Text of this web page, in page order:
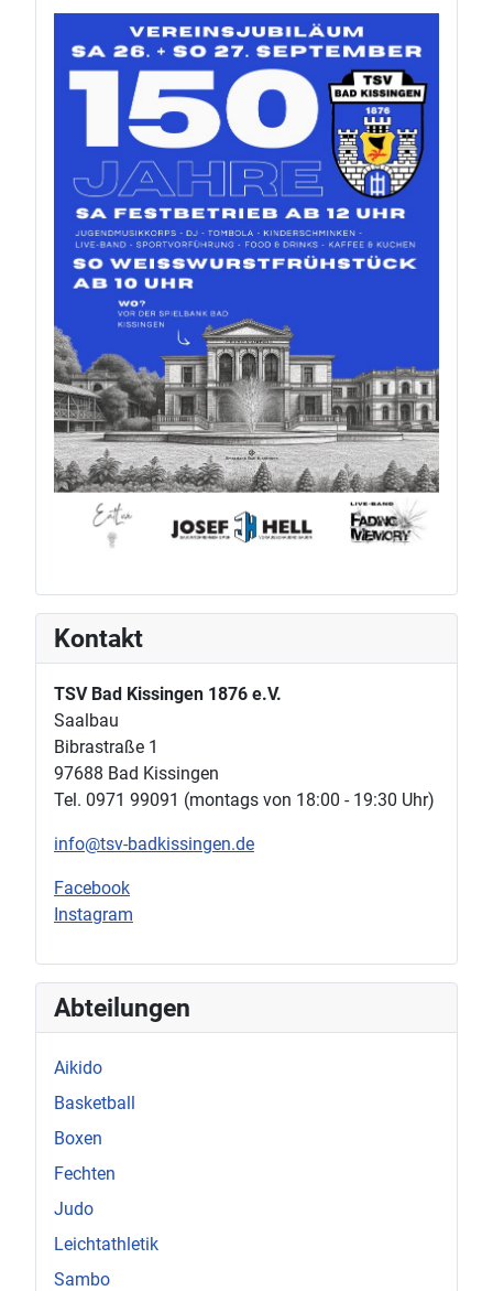
Kontakt
TSV Bad Kissingen 1876 e.V.
Saalbau
Bibrastraße 1
97688 Bad Kissingen
Tel. 0971 99091 (montags von 18:00 - 19:30 Uhr)
info@tsv-badkissingen.de
Facebook
Instagram
Abteilungen
Aikido
Basketball
Boxen
Fechten
Judo
Leichtathletik
Sambo